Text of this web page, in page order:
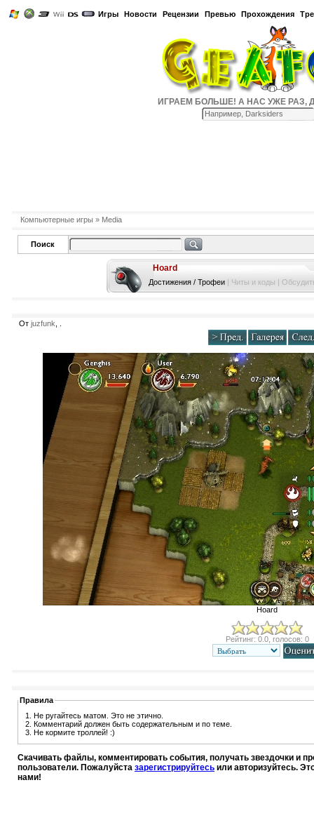
Игры Новости Рецензии Превью Прохождения
ИГРАЕМ БОЛЬШЕ! А НАС УЖЕ РАЗ,
Компьютерные игры » Media
Поиск
Hoard
Достижения / Трофеи| Читы и коды |
От juzfunk
Hoard
Рейтинг: 0.0, голосов: 0
Правила
1. Не ругайтесь матом. Это не этично.
2. Комментарий должен быть содержательным и по теме.
3. Не кормите троллей! :)
Скачивать файлы, комментировать события, получать звездочки и
пользователи. Пожалуйста зарегистрируйтесь или авторизуйтесь.
нами!